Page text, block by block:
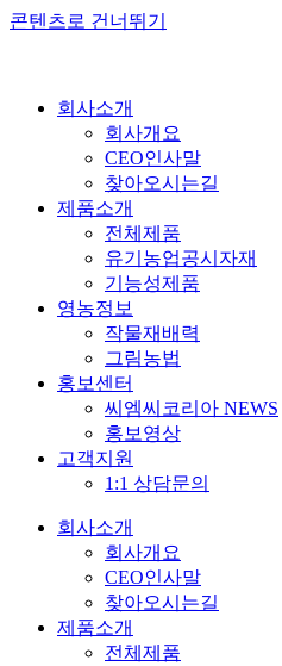
콘텐츠로 건너뛰기
회사소개
회사개요
CEO인사말
찾아오시는길
제품소개
전체제품
유기농업공시자재
기능성제품
영농정보
작물재배력
그림농법
홍보센터
씨엠씨코리아 NEWS
홍보영상
고객지원
1:1 상담문의
회사소개
회사개요
CEO인사말
찾아오시는길
제품소개
전체제품